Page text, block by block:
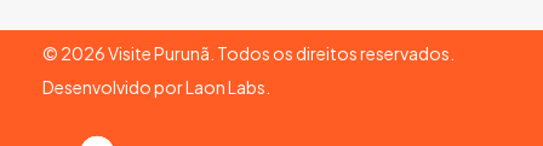
© 2026Visite Purunã. Todos os direitos reservados.
Desenvolvido porLaon Labs